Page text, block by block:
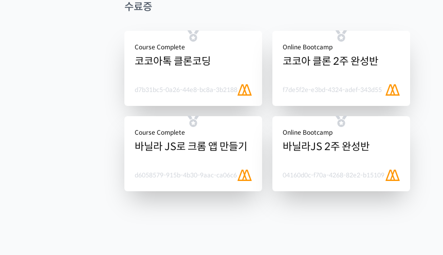
수료증
Course Complete
코코아톡 클론코딩
d7b31bc5-0a26-44e8-bc8a-3b2188
Online Bootcamp
코코아 클론 2주 완성반
f7de5f2e-e3bd-4324-adef-343d55
Course Complete
바닐라 JS로 크롬 앱 만들기
d6058579-915b-4b30-9aac-ca06c6
Online Bootcamp
바닐라JS 2주 완성반
04160d0c-f70a-4268-82e2-b15109